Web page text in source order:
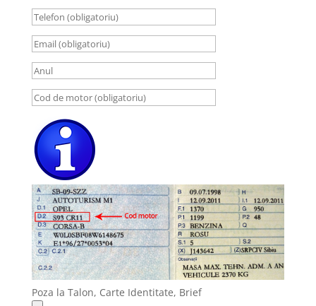
Poza la Talon, Carte Identitate, Brief